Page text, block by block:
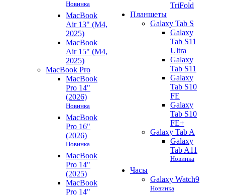
Новинка
MacBook
Air 13" (M4,
2025)
MacBook
Air 15" (M4,
2025)
MacBook Pro
MacBook
Pro 14"
(2026)
Новинка
MacBook
Pro 16"
(2026)
Новинка
MacBook
Pro 14"
(2025)
MacBook
Pro 14"
TriFold
Планшеты
Galaxy Tab S
Galaxy
Tab S11
Ultra
Galaxy
Tab S11
Galaxy
Tab S10
FE
Galaxy
Tab S10
FE+
Galaxy Tab A
Galaxy
Tab A11
Новинка
Часы
Galaxy Watch9
Новинка